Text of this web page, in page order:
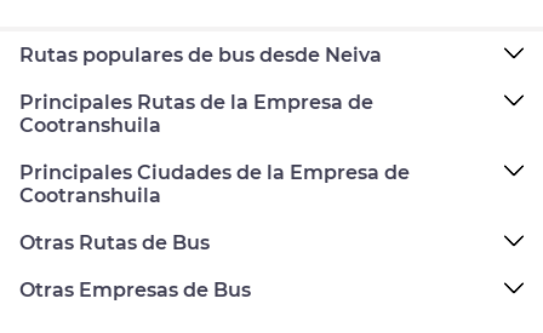
Rutas populares de bus desde Neiva
Principales Rutas de la Empresa de
Cootranshuila
Principales Ciudades de la Empresa de
Cootranshuila
Otras Rutas de Bus
Otras Empresas de Bus